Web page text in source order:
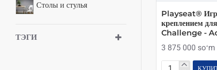
Столы и стулья
ТЭГИ
Playseat®
креплением
Challenge -
3 875 000 soʻm